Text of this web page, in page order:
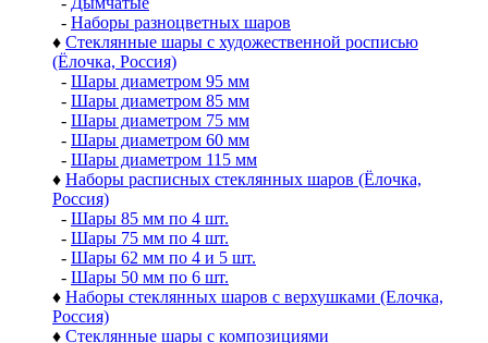
- Наборы разноцветных шаров
♦ Стеклянные шары с художественной росписью
(Ёлочка, Россия)
- Шары диаметром 95 мм
- Шары диаметром 85 мм
- Шары диаметром 75 мм
- Шары диаметром 60 мм
- Шары диаметром 115 мм
♦ Наборы расписных стеклянных шаров (Ёлочка,
Россия)
- Шары 85 мм по 4 шт.
- Шары 75 мм по 4 шт.
- Шары 62 мм по 4 и 5 шт.
- Шары 50 мм по 6 шт.
♦ Наборы стеклянных шаров с верхушками (Елочка,
Россия)
♦ Стеклянные шары с композициями